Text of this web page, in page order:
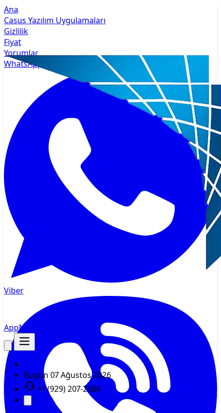
AppMsr
Bugün 07 Ağustos 2026
+1 (929) 207-2584
Ana
Casus Yazılım Uygulamaları
Gizlilik
Fiyat
Yorumlar
WhatsApp
Viber